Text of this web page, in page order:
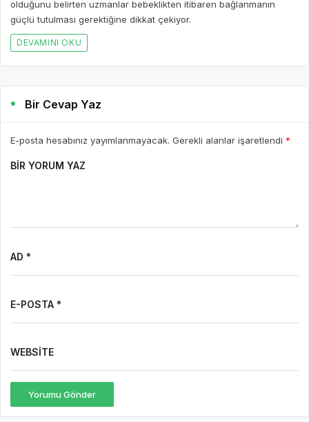
olduğunu belirten uzmanlar bebeklikten itibaren bağlanmanın
güçlü tutulması gerektiğine dikkat çekiyor.
DEVAMINI OKU
Bir Cevap Yaz
E-posta hesabınız yayımlanmayacak. Gerekli alanlar işaretlendi *
BIR YORUM YAZ
AD *
E-POSTA *
WEBSITE
Yorumu Gönder